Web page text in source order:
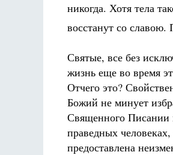
никогда. Хотя тела
восстанут со
Святые, все без
жизнь еще во время
Отчего это?
Божий не минует
Священного Писании
праведных
предоставлена